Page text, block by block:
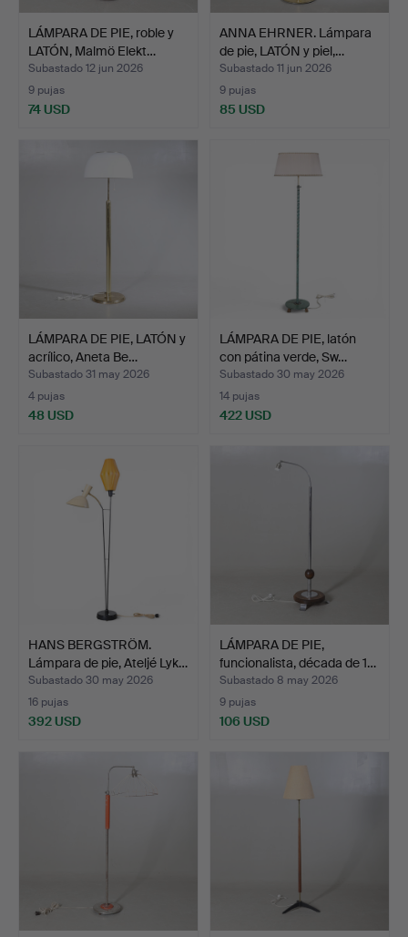
LÁMPARA DE PIE, roble y
LATÓN, Malmö Elekt…
Subastado 12 jun 2026
9 pujas
74 USD
ANNA EHRNER. Lámpara
de pie, LATÓN y piel,…
Subastado 11 jun 2026
9 pujas
85 USD
LÁMPARA DE PIE, LATÓN y
acrílico, Aneta Be…
Subastado 31 may 2026
4 pujas
48 USD
LÁMPARA DE PIE, latón
con pátina verde, Sw…
Subastado 30 may 2026
14 pujas
422 USD
HANS BERGSTRÖM.
Lámpara de pie, Ateljé Lyk…
Subastado 30 may 2026
16 pujas
392 USD
LÁMPARA DE PIE,
funcionalista, década de 1…
Subastado 8 may 2026
9 pujas
106 USD